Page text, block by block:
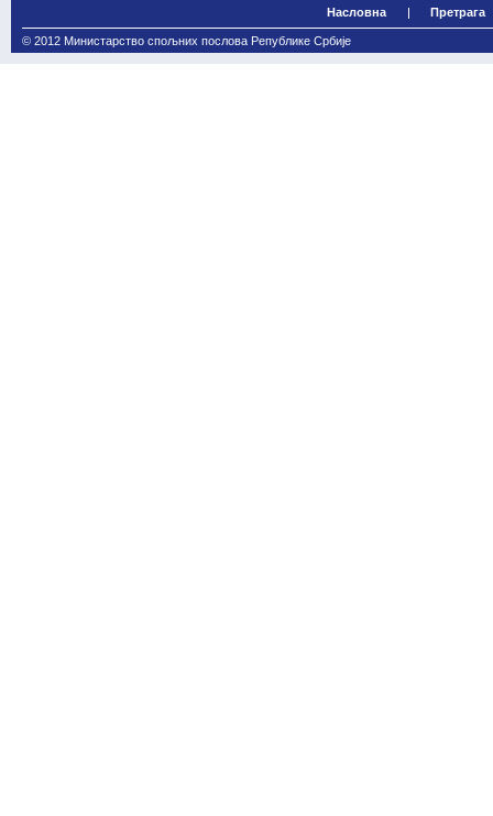
Насловна Претрага
© 2012 Министарство спољних послова Републике Србије